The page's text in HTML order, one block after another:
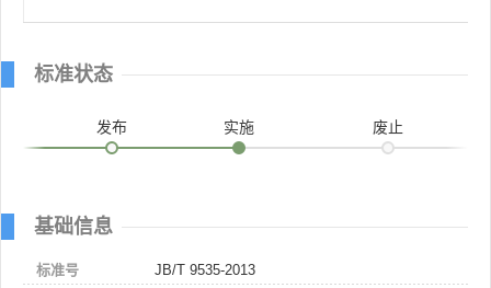
标准状态
发布 实施 废止
基础信息
标准号
JB/T 9535-2013